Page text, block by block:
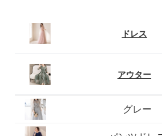
ドレス
アウター
グレー